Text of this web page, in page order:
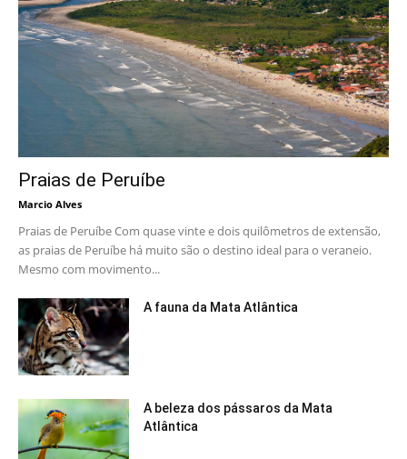
Praias de Peruíbe
Marcio Alves
Praias de Peruíbe Com quase vinte e dois quilômetros de extensão,
as praias de Peruíbe há muito são o destino ideal para o veraneio.
Mesmo com movimento...
A fauna da Mata Atlântica
A beleza dos pássaros da Mata
Atlântica